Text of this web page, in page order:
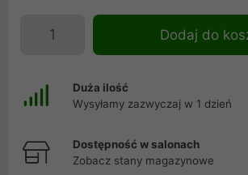
Dodaj do
Duża ilość
Wysyłamy zazwyczaj w 1 dzień
Dostępność w salonach
Zobacz stany magazynowe